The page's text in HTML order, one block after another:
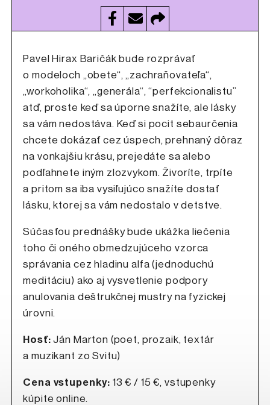
Pavel Hirax Baričák bude rozprávať
o modeloch „obete“, „zachraňovateľa“,
„workoholika“, „generála“, “perfekcionalistu”
atď, proste keď sa úporne snažíte, ale lásky
sa vám nedostáva. Keď si pocit sebaurčenia
chcete dokázať cez úspech, prehnaný dôraz
na vonkajšiu krásu, prejedáte sa alebo
podľahnete iným zlozvykom. Živoríte, trpíte
a pritom sa iba vysiľujúco snažíte dostať
lásku, ktorej sa vám nedostalo v detstve.
Súčasťou prednášky bude ukážka liečenia
toho či oného obmedzujúceho vzorca
správania cez hladinu alfa (jednoduchú
meditáciu) ako aj vysvetlenie podpory
anulovania deštrukčnej mustry na fyzickej
úrovni.
Hosť: Ján Marton (poet, prozaik, textár
a muzikant zo Svitu)
Cena vstupenky: 13 € / 15 €, vstupenky
kúpite online.